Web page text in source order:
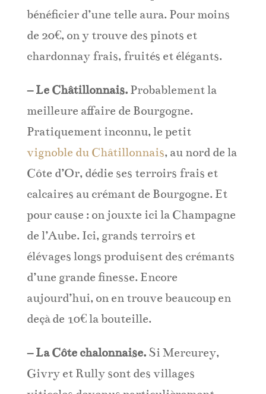
bénéficier d’une telle aura. Pour moins
de 20€, on y trouve des pinots et
chardonnay frais, fruités et élégants.
– Le Châtillonnais.Probablement la
meilleure affaire de Bourgogne.
Pratiquement inconnu, le petit
vignoble du Châtillonnais, au nord de la
Côte d’Or, dédie ses terroirs frais et
calcaires au crémant de Bourgogne. Et
pour cause : on jouxte ici la Champagne
de l’Aube. Ici, grands terroirs et
élévages longs produisent des crémants
d’une grande finesse. Encore
aujourd’hui, on en trouve beaucoup en
deçà de 10€ la bouteille.
– La Côte chalonnaise.Si Mercurey,
Givry et Rully sont des villages